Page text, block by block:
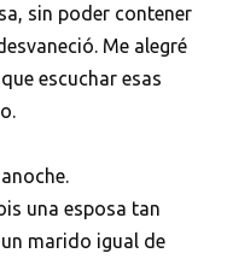
sin poder contener
Me alegré
escuchar esas
una esposa tan
marido igual de